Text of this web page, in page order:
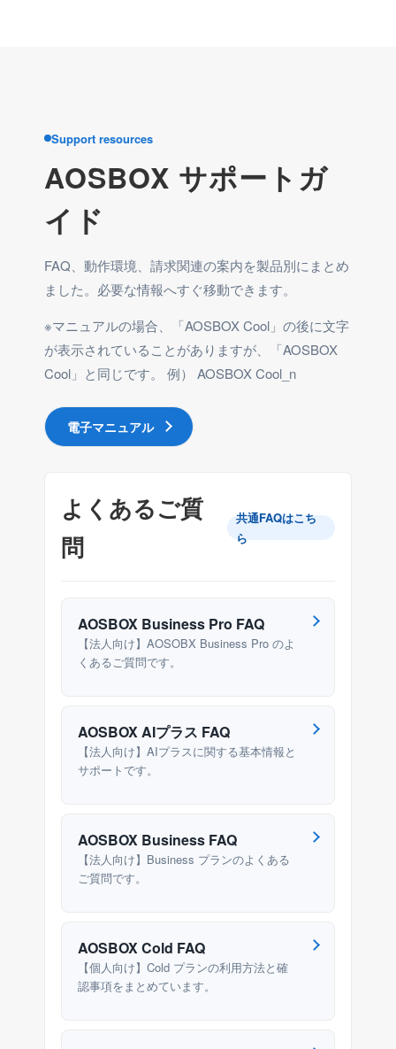
Support resources
AOSBOX サポートガ
イド
FAQ、動作環境、請求関連の案内を製品別にまとめ
ました。必要な情報へすぐ移動できます。
※マニュアルの場合、「AOSBOX Cool」の後に文字
が表示されていることがありますが、「AOSBOX
Cool」と同じです。 例） AOSBOX Cool_n
電子マニュアル
よくあるご質
問
共通FAQはこち
ら
AOSBOX Business Pro FAQ
【法人向け】AOSOBX Business Pro のよ
くあるご質問です。
AOSBOX AIプラス FAQ
【法人向け】AIプラスに関する基本情報と
サポートです。
AOSBOX Business FAQ
【法人向け】Business プランのよくある
ご質問です。
AOSBOX Cold FAQ
【個人向け】Cold プランの利用方法と確
認事項をまとめています。